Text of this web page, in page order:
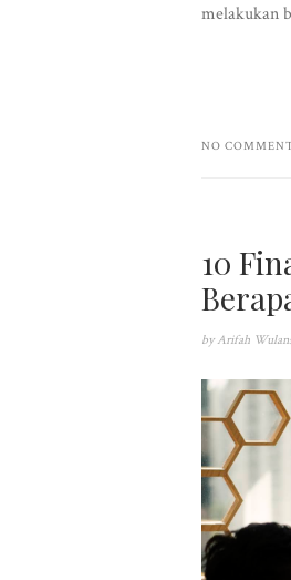
melakukan
NO
10
by Arifah